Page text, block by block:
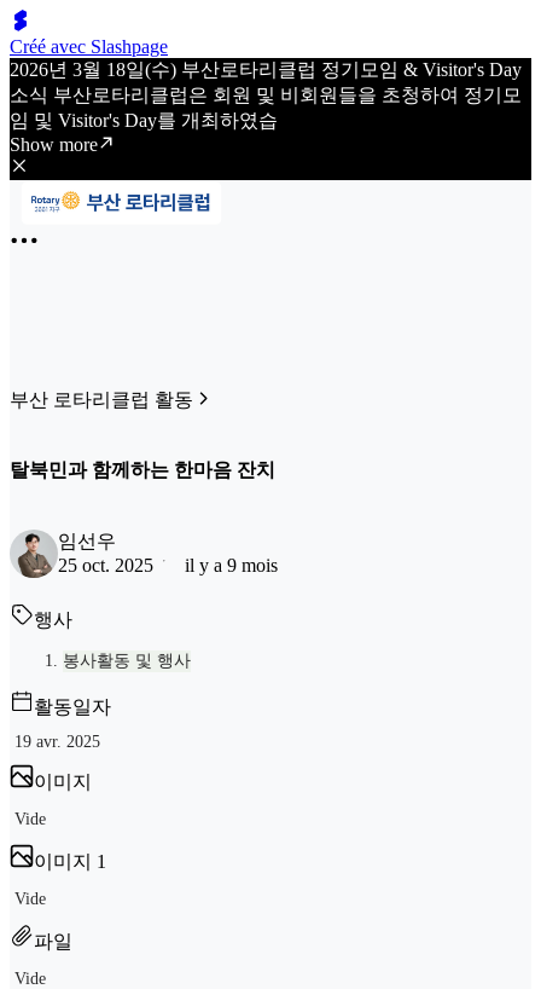
Créé avec Slashpage
2026년 3월 18일(수) 부산로타리클럽 정기모임 & Visitor's Day
소식 부산로타리클럽은 회원 및 비회원들을 초청하여 정기모
임 및 Visitor's Day를 개최하였습
Show more
부산 로타리클럽 활동
탈북민과 함께하는 한마음 잔치
임선우
25 oct. 2025
il y a 9 mois
행사
봉사활동 및 행사
활동일자
19 avr. 2025
이미지
Vide
이미지 1
Vide
파일
Vide